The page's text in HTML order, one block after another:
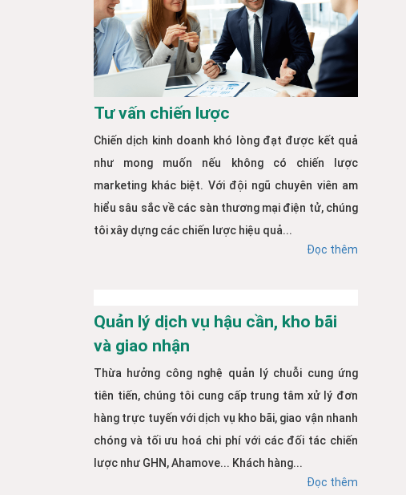
Tư vấn chiến lược
Chiến dịch kinh doanh khó lòng đạt được kết quả
như mong muốn nếu không có chiến lược
marketing khác biệt. Với đội ngũ chuyên viên am
hiểu sâu sắc về các sàn thương mại điện tử, chúng
tôi xây dựng các chiến lược hiệu quả...
Đọc thêm
Quản lý dịch vụ hậu cần, kho bãi
và giao nhận
Thừa hưởng công nghệ quản lý chuỗi cung ứng
tiên tiến, chúng tôi cung cấp trung tâm xử lý đơn
hàng trực tuyến với dịch vụ kho bãi, giao vận nhanh
chóng và tối ưu hoá chi phí với các đối tác chiến
lược như GHN, Ahamove... Khách hàng...
Đọc thêm